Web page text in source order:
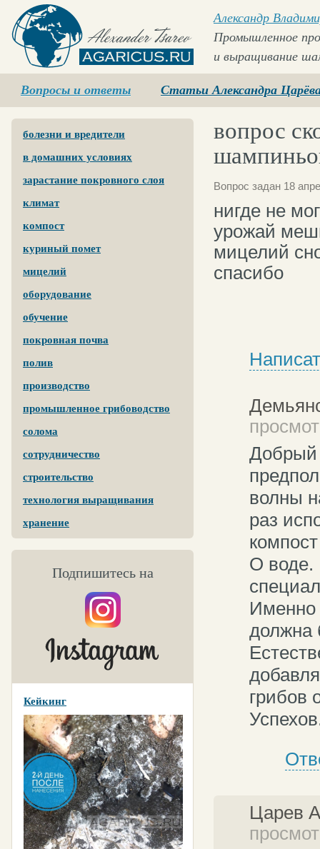
Agaricus.ru
Александр
Промышленное
и выращивание
Вопросы и ответы Статьи Александра
болезни и вредители
в домашних условиях
зарастание покровного слоя
климат
компост
куриный помет
мицелий
оборудование
обучение
покровная почва
полив
производство
промышленное грибоводство
солома
сотрудничество
строительство
технология выращивания
хранение
Подпишитесь на
Кейкинг
вопрос
Вопрос задан 18
нигде не
урожай
мицелий
спасибо
Добрый
волны
раз
О воде.
Именно
должна
грибов
Царев